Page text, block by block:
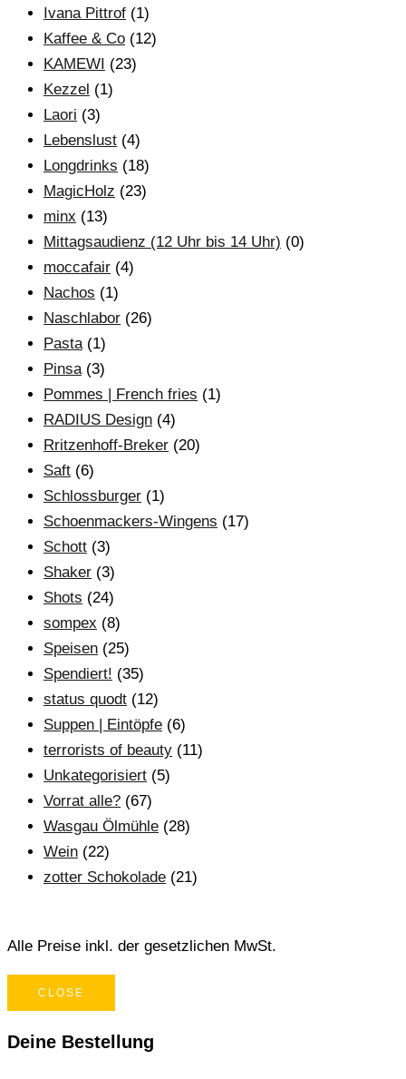
Ivana Pittrof (1)
Kaffee & Co (12)
KAMEWI (23)
Kezzel (1)
Laori (3)
Lebenslust (4)
Longdrinks (18)
MagicHolz (23)
minx (13)
Mittagsaudienz (12 Uhr bis 14 Uhr) (0)
moccafair (4)
Nachos (1)
Naschlabor (26)
Pasta (1)
Pinsa (3)
Pommes | French fries (1)
RADIUS Design (4)
Rritzenhoff-Breker (20)
Saft (6)
Schlossburger (1)
Schoenmackers-Wingens (17)
Schott (3)
Shaker (3)
Shots (24)
sompex (8)
Speisen (25)
Spendiert! (35)
status quodt (12)
Suppen | Eintöpfe (6)
terrorists of beauty (11)
Unkategorisiert (5)
Vorrat alle? (67)
Wasgau Ölmühle (28)
Wein (22)
zotter Schokolade (21)
Alle Preise inkl. der gesetzlichen MwSt.
CLOSE
Deine Bestellung